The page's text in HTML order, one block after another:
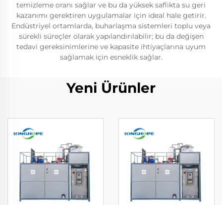
temizleme oranı sağlar ve bu da yüksek saflikta su geri
kazanımı gerektiren uygulamalar için ideal hale getirir.
Endüstriyel ortamlarda, buharlaşma sistemleri toplu veya
sürekli süreçler olarak yapılandırılabilir; bu da değişen
tedavi gereksinimlerine ve kapasite ihtiyaçlarına uyum
sağlamak için esneklik sağlar.
Yeni Ürünler